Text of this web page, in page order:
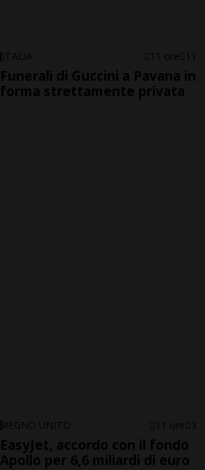
ITALIA 11 ore 11
Funerali di Guccini a Pavana in
forma strettamente privata
REGNO UNITO 11 ore 3
EasyJet, accordo con il fondo
Apollo per 6,6 miliardi di euro